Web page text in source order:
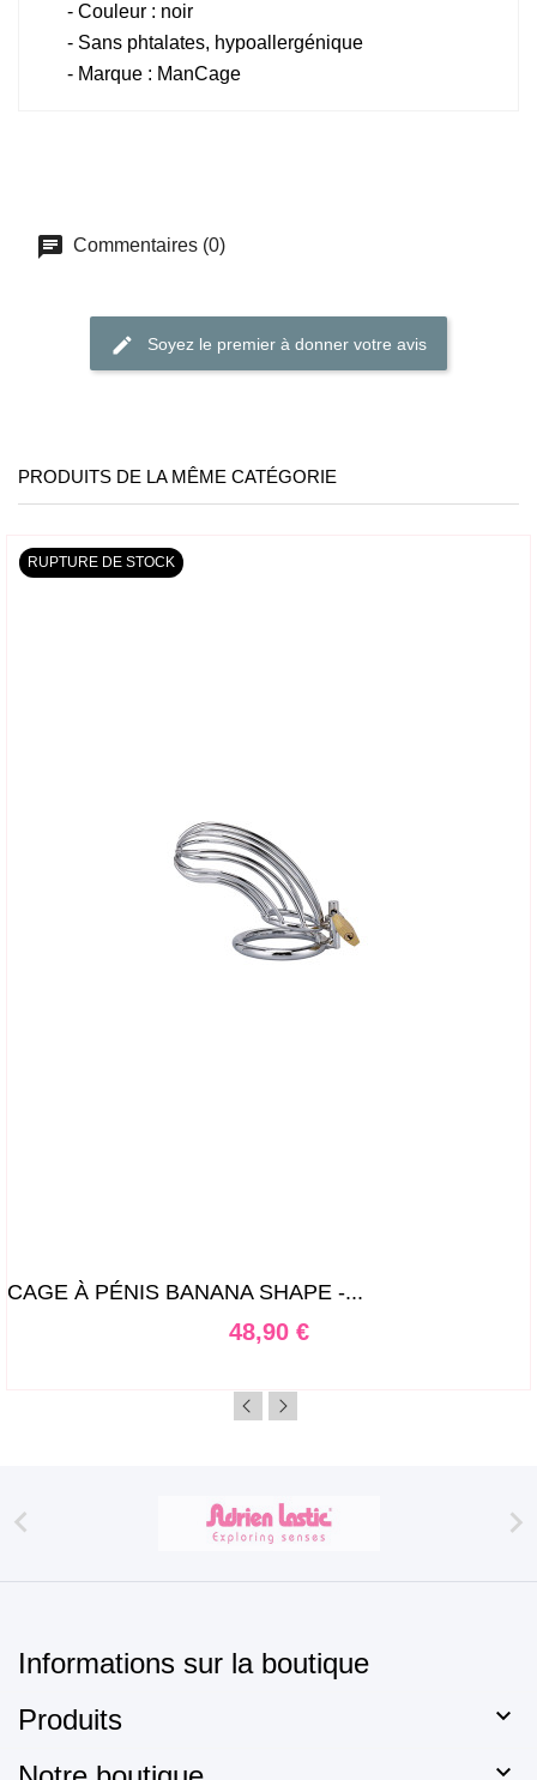
- Couleur : noir
- Sans phtalates, hypoallergénique
- Marque : ManCage
Commentaires (0)
Soyez le premier à donner votre avis
PRODUITS DE LA MÊME CATÉGORIE
CAGE À PÉNIS BANANA SHAPE -...
Prix
48,90 €
RUPTURE DE STOCK
 
Informations sur la boutique
Produits

